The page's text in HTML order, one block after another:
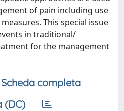
of pain including use
This special issue
in traditional/
for the management
Scheda completa
(DC)